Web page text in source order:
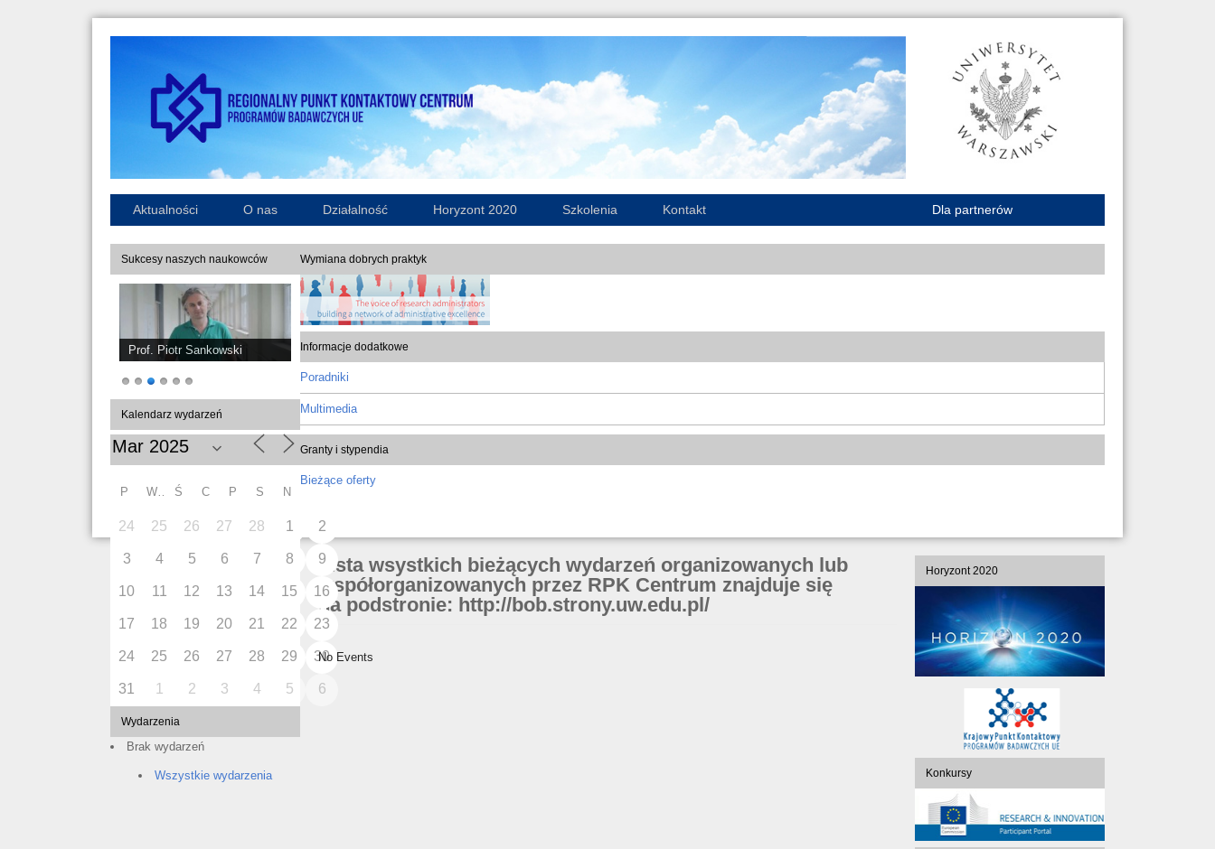
Aktualności O nas Działalność Horyzont 2020 Szkolenia Kontakt Dla partnerów
Sukcesy naszych naukowców
Prof. Piotr Sankowski
Kalendarz wydarzeń
P Ś C P S N
24 25 26 27 28 1 2
3 4 5 6 7 8 9
10 11 12 13 14 15 16
17 18 19 20 21 22 23
24 25 26 27 28 29 30
31 1 2 3 4 5 6
Wydarzenia
Brak wydarzeń
Wszystkie wydarzenia
Wymiana dobrych praktyk
Informacje dodatkowe
Poradniki
Multimedia
Granty i stypendia
Bieżące oferty
Lista wsystkich bieżących wydarzeń organizowanych lub
współorganizowanych przez RPK Centrum znajduje się
na podstronie: http://bob.strony.uw.edu.pl/
No Events
Horyzont 2020
Konkursy